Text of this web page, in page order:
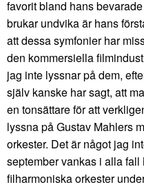
favorit bland hans
brukar undvika är hans
att dessa symfonier har
den kommersiella
jag inte lyssnar på dem,
själv kanske har sagt, att
en tonsättare för att
lyssna på Gustav Mahlers
orkester. Det är något jag
september vankas i alla
filharmoniska orkester